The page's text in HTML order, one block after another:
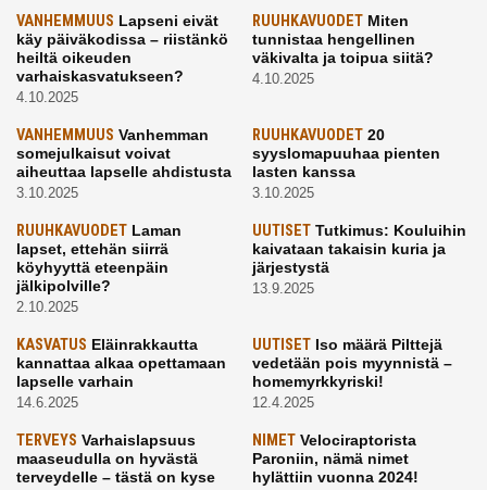
VANHEMMUUS Lapseni eivät
käy päiväkodissa – riistänkö
heiltä oikeuden
varhaiskasvatukseen?
4.10.2025
RUUHKAVUODETMiten
tunnistaa hengellinen
väkivalta ja toipua siitä?
4.10.2025
VANHEMMUUS Vanhemman
somejulkaisut voivat
aiheuttaa lapselle ahdistusta
3.10.2025
RUUHKAVUODET20
syyslomapuuhaa pienten
lasten kanssa
3.10.2025
RUUHKAVUODET Laman
lapset, ettehän siirrä
köyhyyttä eteenpäin
jälkipolville?
2.10.2025
UUTISETTutkimus: Kouluihin
kaivataan takaisin kuria ja
järjestystä
13.9.2025
KASVATUS Eläinrakkautta
kannattaa alkaa opettamaan
lapselle varhain
14.6.2025
UUTISETIso määrä Pilttejä
vedetään pois myynnistä –
homemyrkkyriski!
12.4.2025
TERVEYS Varhaislapsuus
maaseudulla on hyvästä
terveydelle – tästä on kyse
NIMETVelociraptorista
Paroniin, nämä nimet
hylättiin vuonna 2024!